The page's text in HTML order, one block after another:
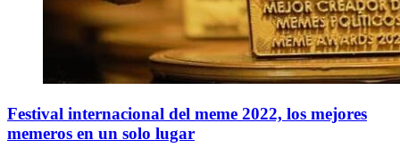
Festival internacional del meme 2022, los mejores
memeros en un solo lugar